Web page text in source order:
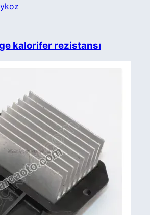
kalorifer rezistansı